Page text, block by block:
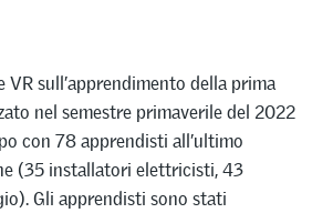
VR sull’apprendimento della prima
nel semestre primaverile del 2022
con 78 apprendisti all’ultimo
(35 installatori elettricisti, 43
Gli apprendisti sono stati